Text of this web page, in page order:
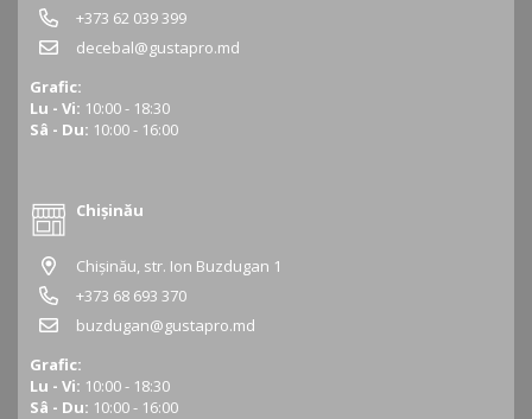
+373 62 039 399
decebal@gustapro.md
Grafic:
Lu - Vi: 10:00 - 18:30
Sâ - Du: 10:00 - 16:00
Chișinău
Chișinău, str. Ion Buzdugan 1
+373 68 693 370
buzdugan@gustapro.md
Grafic:
Lu - Vi: 10:00 - 18:30
Sâ - Du: 10:00 - 16:00